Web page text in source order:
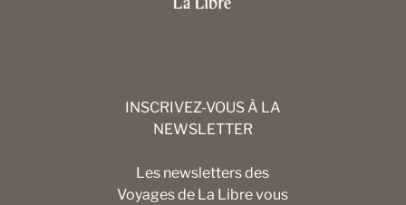
INSCRIVEZ-VOUS À LA
NEWSLETTER
Les newsletters des
Voyages de La Libre vous